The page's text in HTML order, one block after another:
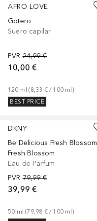
AFRO LOVE
Gotero
Suero capilar
PVR 24,99 €
10,00 €
120 ml (8,33 € / 100 ml)
BEST PRICE
DKNY
Be Delicious Fresh Blossom
Fresh Blossom
Eau de Parfum
PVR 79,99 €
39,99 €
50 ml (79,98 € / 100 ml)